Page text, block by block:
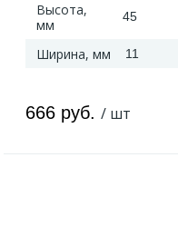
Высота,
мм
45
Ширина, мм 11
666 руб. / шт